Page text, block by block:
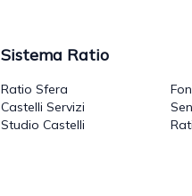
Sistema Ratio
Ratio Sfera
Castelli Servizi
Studio Castelli